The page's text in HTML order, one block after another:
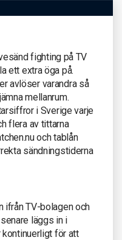
fighting på TV
ett extra öga på.
avlöser varandra så
mellanrum.
i Sverige varje
flera av tittarna
och tablån
sändningstiderna
ifrån TV-bolagen och
läggs in i
för att